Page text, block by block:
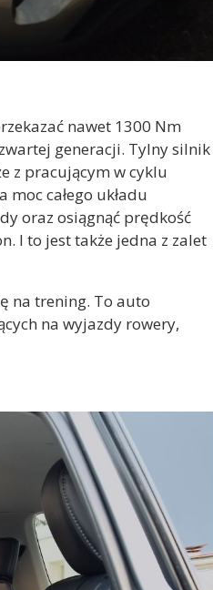
nawet 1300 Nm
generacji. Tylny silnik
z pracującym w cyklu
całego układu
oraz osiągnąć prędkość
I to jest także jedna z zalet
na trening. To auto
na wyjazdy rowery,